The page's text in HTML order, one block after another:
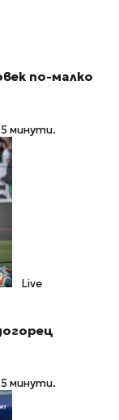
по-малко
минути.
Live
минути.